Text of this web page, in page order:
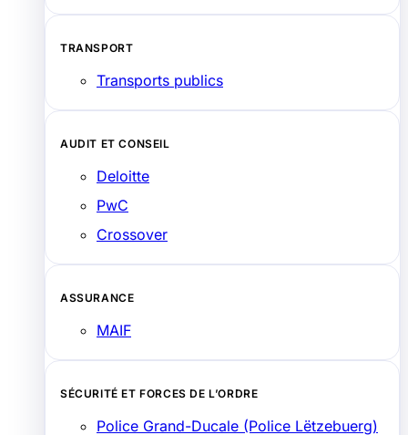
TRANSPORT
Transports publics
AUDIT ET CONSEIL
Deloitte
PwC
Crossover
ASSURANCE
MAIF
SÉCURITÉ ET FORCES DE L’ORDRE
Police Grand-Ducale (Police Lëtzebuerg)